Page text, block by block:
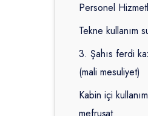
Personel
Tekne kullanım
3. Şahıs ferdi
(mali mesuliyet)
Kabin içi